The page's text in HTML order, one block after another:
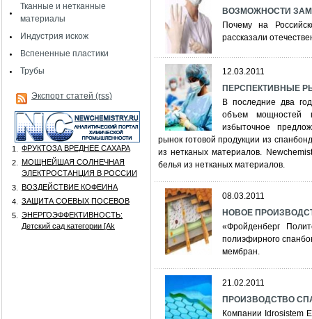
Тканные и нетканные
материалы
Индустрия искож
Вспененные пластики
Трубы
Экспорт статей (rss)
1.
ФРУКТОЗА ВРЕДНЕЕ САХАРА
2.
МОЩНЕЙШАЯ СОЛНЕЧНАЯ
ЭЛЕКТРОСТАНЦИЯ В РОССИИ
3.
ВОЗДЕЙСТВИЕ КОФЕИНА
4.
ЗАЩИТА СОЕВЫХ ПОСЕВОВ
5.
ЭНЕРГОЭФФЕКТИВНОСТЬ:
Детский сад категории [Аk
ВОЗМОЖНОСТИ
Почему на
рассказали
12.03.2011
ПЕРСПЕКТИВНЫЕ
В последние два
объем мощностей
избыточное
рынок готовой продукции из
из нетканых материалов.
белья из нетканых материалов.
08.03.2011
НОВОЕ
«Фройденберг
полиэфирного
мембран.
21.02.2011
ПРОИЗВОДСТВО
Компании Idrosistem